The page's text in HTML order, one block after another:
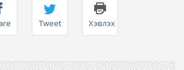
Tweet Хэвлэх